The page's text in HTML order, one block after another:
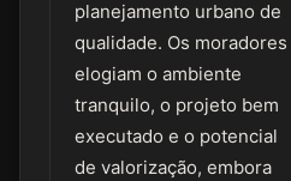
planejamento urbano de
qualidade. Os moradores
elogiam o ambiente
tranquilo, o projeto bem
executado e o potencial
de valorização, embora